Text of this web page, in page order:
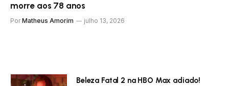
morre aos 78 anos
Por Matheus Amorim julho 13, 2026
Beleza Fatal 2 na HBO Max adiado!